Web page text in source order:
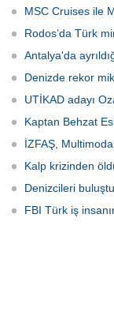
zamanda kendi yat limanı,
pisti ve seçkin villaları da
özel adadır.
MSC Cruises ile
Rodos’da Türk
Antalya'da
Denizde rekor
UTİKAD adayı
Kaptan Behzat
İZFAŞ,
Kalp krizinden
Denizcileri
FBI Türk iş